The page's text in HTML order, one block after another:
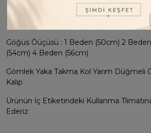
(42-44-46) 4 Bedeni (44-46-48) Bedene
Göğüs Öüçüsü : 1 Beden (50cm) 2
(54cm) 4 Beden (56cm)
Gömlek Yaka Takma Kol Yarım Düğmeli
Kalıp
Ürünün İç Etiketindeki Kullanma
Ederiz